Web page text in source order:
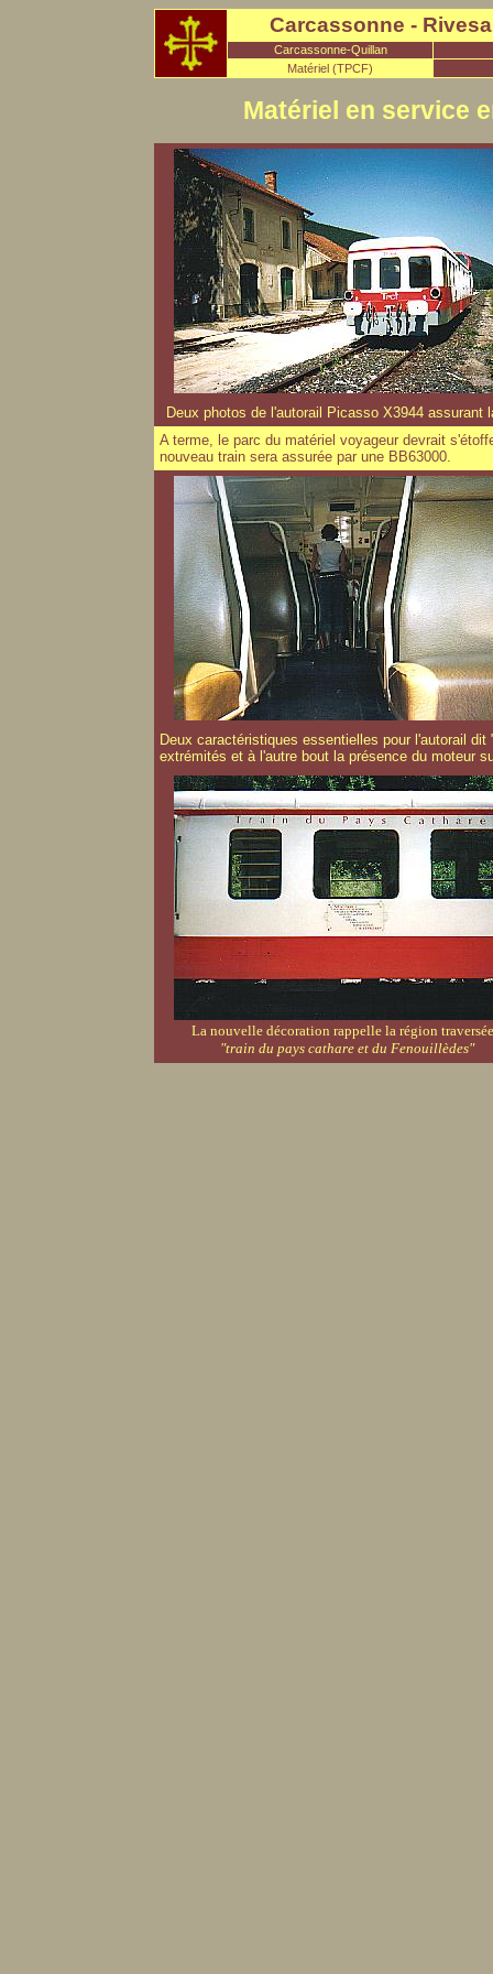
Carcassonne -
Carcassonne-Quillan
Matériel (TPCF)
Matériel en service
Deux photos de l'autorail Picasso X3944 assurant
A terme, le parc du matériel voyageur devrait
nouveau train sera assurée par une BB63000.
Deux caractéristiques essentielles pour l'autorail
extrémités et à l'autre bout la présence du moteur
La nouvelle décoration rappelle la région
"train du pays cathare et du Fenouillèdes"